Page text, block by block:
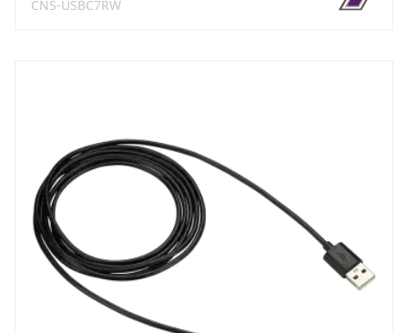
CNS-USBC7RW